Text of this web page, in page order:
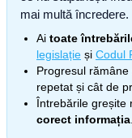
mai multă încredere.
Ai toate
legislație și Codul
Progresul
repetat și cât de
Întrebările greșite
corect informația